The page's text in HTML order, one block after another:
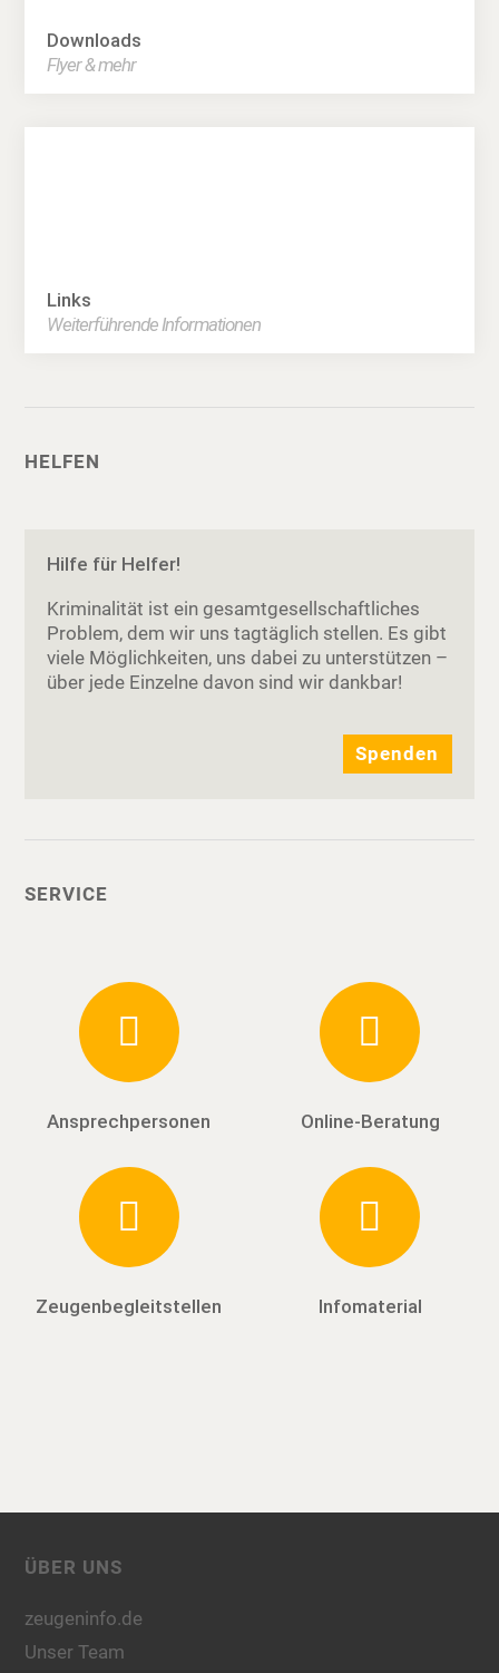
Downloads
Flyer & mehr
Links
Weiterführende Informationen
HELFEN
Hilfe für Helfer!
Kriminalität ist ein gesamtgesellschaftliches
Problem, dem wir uns tagtäglich stellen. Es gibt
viele Möglichkeiten, uns dabei zu unterstützen –
über jede Einzelne davon sind wir dankbar!
Spenden
SERVICE
Ansprechpersonen Online-Beratung
Zeugenbegleitstellen Infomaterial
ÜBER UNS
zeugeninfo.de
Unser Team